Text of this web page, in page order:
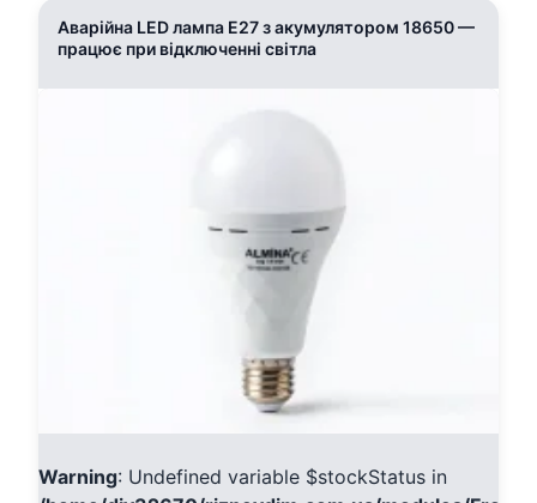
Аварійна LED лампа E27 з акумулятором 18650 —
працює при відключенні світла
Warning: Undefined variable $stockStatus in